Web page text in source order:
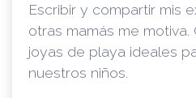
Escribir y compartir mis
otras mamás me motiva.
joyas de playa ideales
nuestros niños.